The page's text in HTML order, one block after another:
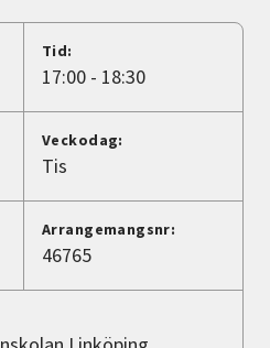
Tid:
17:00 - 18:30
Veckodag:
Tis
Arrangemangsnr:
46765